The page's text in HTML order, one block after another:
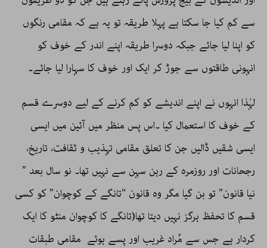
سے کم کیا جا سکتا ہے پہلا طریقہ تو یہ ہے کہ مقامی رنگوں
کو اپنا لیا جائے جبکہ دوسرا طریقہ اپنے اندر کے خوف کو
انہونی طاقتوں سے جوڑ کر ایک اور خوف کا سہارا لیا جائے۔
لہٰذا انہوں نے اپنے اندیشے کو کم کرنے کے لیے دوسرے قسم
کے خوف کا استعمال کیا ۔اس پس منظر میں آئین میں ایسی
ایسی شقیں ڈالیں جن کا تعلق مقامی تہذیب و ثقافت، تاریخ،
رجحانات اور روزمرہ کے رہن سہن سے نہیں تھا۔ نو سال بعد ”
نیا قانون” تو بن گیا مگر وہ قانون “تانگے کے کوچوان” کو کسی
قسم کا تحفظ ہرگز نہیں دیتا تھا(تانگے کا کوچوان منٹو کا ایک
کردار ہے جس سے مُراد غریب اور پسے ہوئے مقامی طبقات